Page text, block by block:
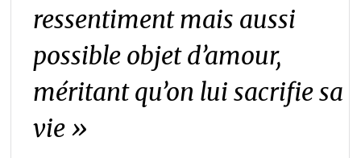
ressentiment mais aussi
possible objet d’amour,
méritant qu’on lui sacrifie sa
vie »